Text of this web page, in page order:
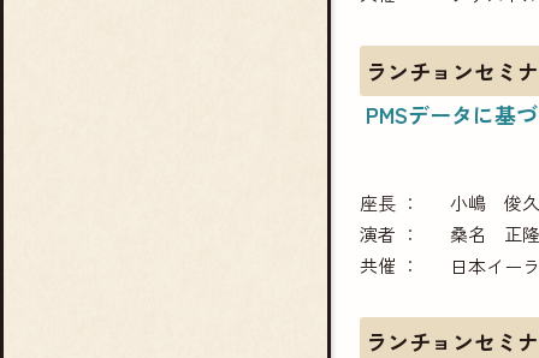
ランチョンセミ
PMSデータに基
座長
小嶋 俊久
演者
桑名 正隆
共催
日本イー
ランチョンセミ